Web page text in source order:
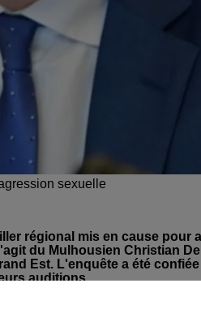
sexuelle
régional mis en cause pour
du Mulhousien Christian
Est. L'enquête a été
auditions.